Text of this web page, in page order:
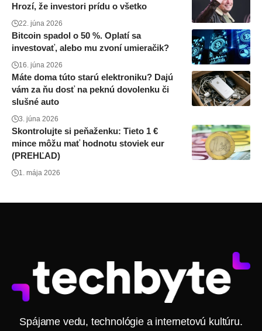
Hrozí, že investori prídu o všetko
22. júna 2026
Bitcoin spadol o 50 %. Oplatí sa
investovať, alebo mu zvoní umieračik?
16. júna 2026
Máte doma túto starú elektroniku? Dajú
vám za ňu dosť na peknú dovolenku či
slušné auto
3. júna 2026
Skontrolujte si peňaženku: Tieto 1 €
mince môžu mať hodnotu stoviek eur
(PREHĽAD)
1. mája 2026
Spájame vedu, technológie a internetovú kultúru.